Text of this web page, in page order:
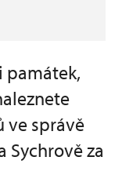
památek,
ve správě
Sychrově za